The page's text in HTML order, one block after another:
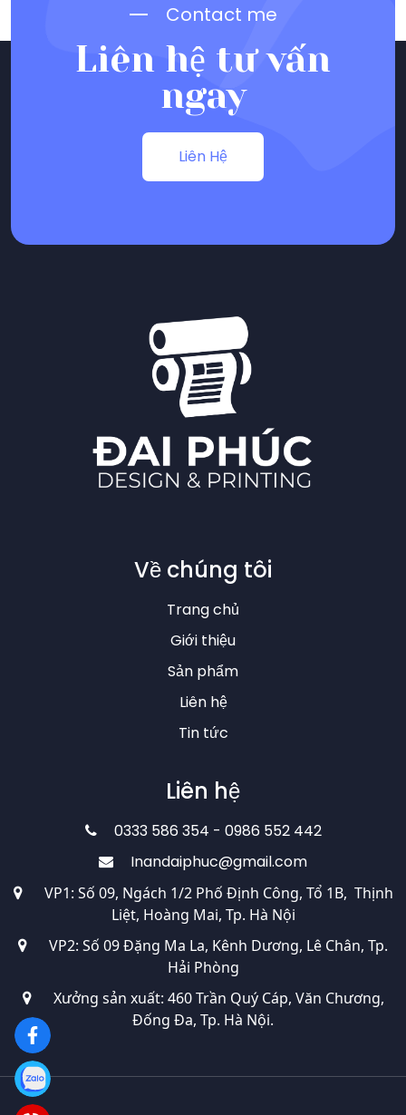
Contact me
Liên hệ tư vấn
ngay
Liên Hệ
Về chúng tôi
Trang chủ
Giới thiệu
Sản phẩm
Liên hệ
Tin tức
Liên hệ
0333 586 354 - 0986 552 442
Inandaiphuc@gmail.com
VP1: Số 09, Ngách 1/2 Phố Định Công, Tổ 1B, Thịnh
Liệt, Hoàng Mai, Tp. Hà Nội
VP2: Số 09 Đặng Ma La, Kênh Dương, Lê Chân, Tp.
Hải Phòng
Xưởng sản xuất: 460 Trần Quý Cáp, Văn Chương,
Đống Đa, Tp. Hà Nội.